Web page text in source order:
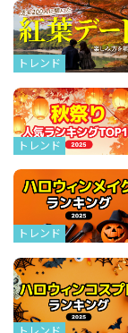
トレンド
トレンド
トレンド